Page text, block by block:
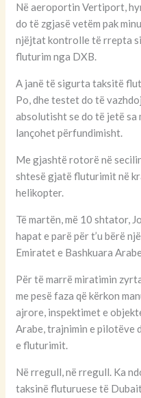
Në aeroportin Vertiport,
do të zgjasë vetëm pak
njëjtat kontrolle të rrepta
fluturim nga DXB.
A janë të sigurta taksitë
Po, dhe testet do të
absolutisht se do të jetë sa
lançohet përfundimisht.
Me gjashtë rotorë në
shtesë gjatë fluturimit në
helikopter.
Të martën, më 10 shtator,
hapat e parë për t’u bërë
Emiratet e Bashkuara
Për të marrë miratimin
me pesë faza që kërkon
ajrore, inspektimet e
Arabe, trajnimin e pilotëve
e fluturimit.
Në rregull, në rregull. Ka
taksinë fluturuese të